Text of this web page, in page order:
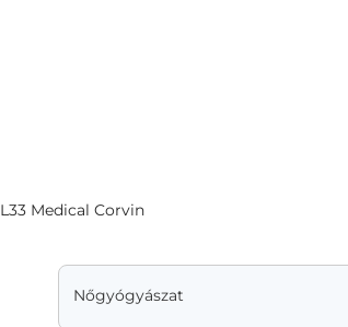
L33 Medical Corvin
Nőgyógyászat